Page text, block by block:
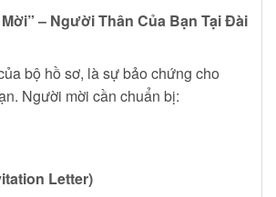
– Người Thân Của Bạn Tại Đài
bộ hồ sơ, là sự bảo chứng cho
Người mời cần chuẩn bị:
Letter)